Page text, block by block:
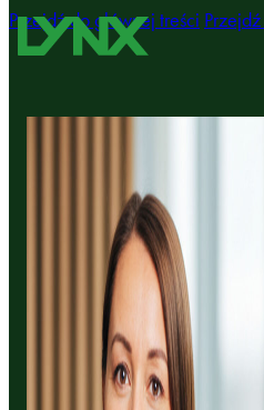
Przejdź do głównej treści